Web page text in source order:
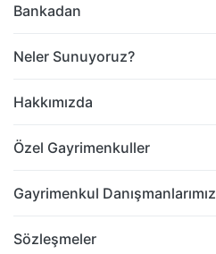
Bankadan
Neler Sunuyoruz?
Hakkımızda
Özel Gayrimenkuller
Gayrimenkul Danışmanlarımız
Sözleşmeler